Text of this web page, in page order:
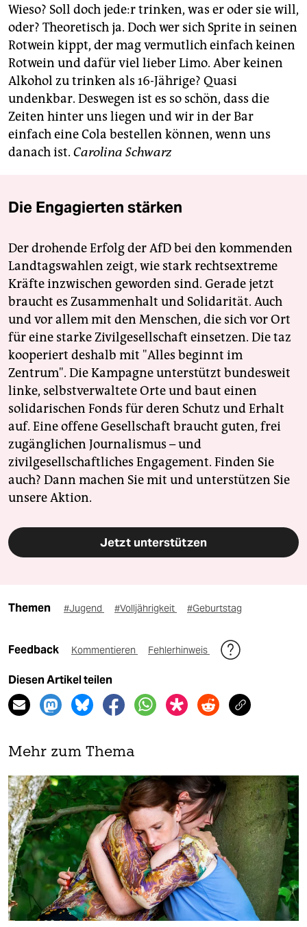
Wieso? Soll doch je­de:r trinken, was er oder sie will,
oder? Theoretisch ja. Doch wer sich Sprite in seinen
Rotwein kippt, der mag vermutlich einfach keinen
Rotwein und dafür viel lieber Limo. Aber keinen
Alkohol zu trinken als 16-Jährige? Quasi
undenkbar. Deswegen ist es so schön, dass die
Zeiten hinter uns liegen und wir in der Bar
einfach eine Cola bestellen können, wenn uns
danach ist. Carolina Schwarz
Die Engagierten stärken
Der drohende Erfolg der AfD bei den kommenden
Landtagswahlen zeigt, wie stark rechtsextreme
Kräfte inzwischen geworden sind. Gerade jetzt
braucht es Zusammenhalt und Solidarität. Auch
und vor allem mit den Menschen, die sich vor Ort
für eine starke Zivilgesellschaft einsetzen. Die taz
kooperiert deshalb mit "Alles beginnt im
Zentrum". Die Kampagne unterstützt bundesweit
linke, selbstverwaltete Orte und baut einen
solidarischen Fonds für deren Schutz und Erhalt
auf. Eine offene Gesellschaft braucht guten, frei
zugänglichen Journalismus – und
zivilgesellschaftliches Engagement. Finden Sie
auch? Dann machen Sie mit und unterstützen Sie
unsere Aktion.
Jetzt unterstützen
Themen #Jugend #Volljährigkeit #Geburtstag
Feedback Kommentieren Fehlerhinweis
Diesen Artikel teilen
Mehr zum Thema